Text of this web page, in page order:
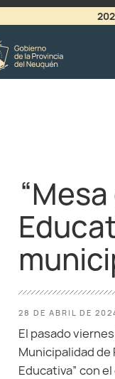
28 DE ABRIL DE
El pasado
Municipalidad de
Educativa” con